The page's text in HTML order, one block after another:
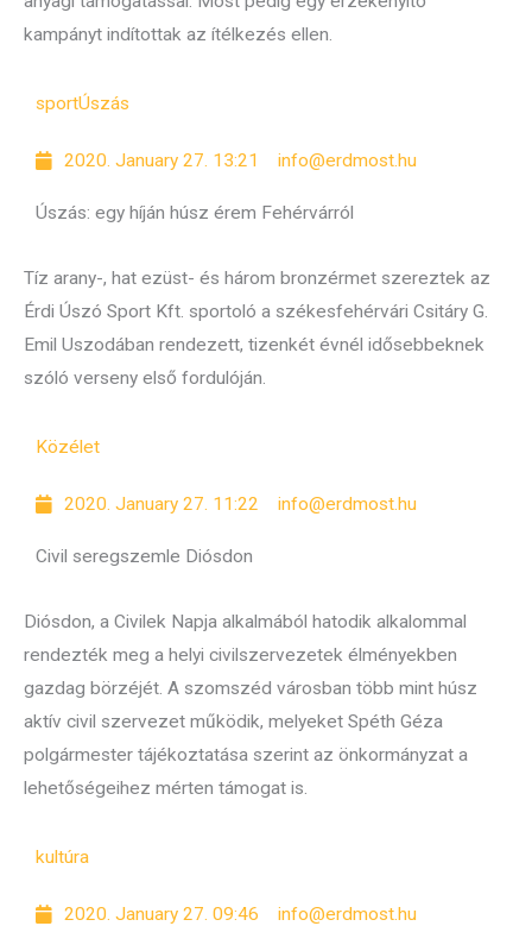
kampányt indítottak az ítélkezés ellen.
sportÚszás
2020. January 27. 13:21 info@erdmost.hu
Úszás: egy híján húsz érem Fehérvárról
Tíz arany-, hat ezüst- és három bronzérmet szereztek az
Érdi Úszó Sport Kft. sportoló a székesfehérvári Csitáry G.
Emil Uszodában rendezett, tizenkét évnél idősebbeknek
szóló verseny első fordulóján.
Közélet
2020. January 27. 11:22 info@erdmost.hu
Civil seregszemle Diósdon
Diósdon, a Civilek Napja alkalmából hatodik alkalommal
rendezték meg a helyi civilszervezetek élményekben
gazdag börzéjét. A szomszéd városban több mint húsz
aktív civil szervezet működik, melyeket Spéth Géza
polgármester tájékoztatása szerint az önkormányzat a
lehetőségeihez mérten támogat is.
kultúra
2020. January 27. 09:46 info@erdmost.hu